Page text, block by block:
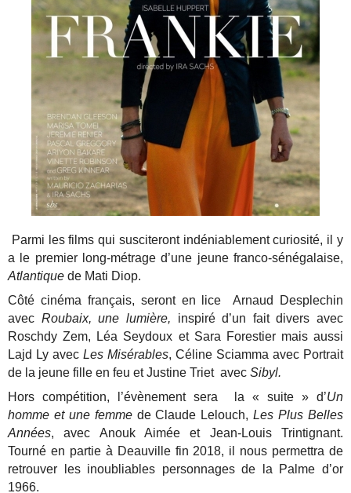
Parmi les films qui susciteront indéniablement curiosité, il y
a le premier long-métrage d’une jeune franco-sénégalaise,
Atlantique de Mati Diop.
Côté cinéma français, seront en lice Arnaud Desplechin
avec Roubaix, une lumière, inspiré d’un fait divers avec
Roschdy Zem, Léa Seydoux et Sara Forestier mais aussi
Lajd Ly avecLes Misérables, Céline Sciamma avec Portrait
de la jeune fille en feu et Justine Triet avecSibyl.
Hors compétition, l’évènement sera la « suite » d’Un
homme et une femmede Claude Lelouch,Les Plus Belles
Années, avec Anouk Aimée et Jean-Louis Trintignant.
Tourné en partie à Deauville fin 2018, il nous permettra de
retrouver les inoubliables personnages de la Palme d’or
1966.